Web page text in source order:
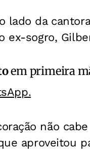
lado da
sogro,
em primeira
não
aproveitou